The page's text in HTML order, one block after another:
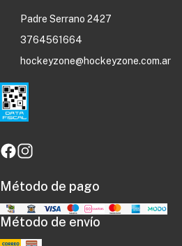
Padre Serrano 2427
3764561664
hockeyzone@hockeyzone.com.ar
Método de pago
Método de envío